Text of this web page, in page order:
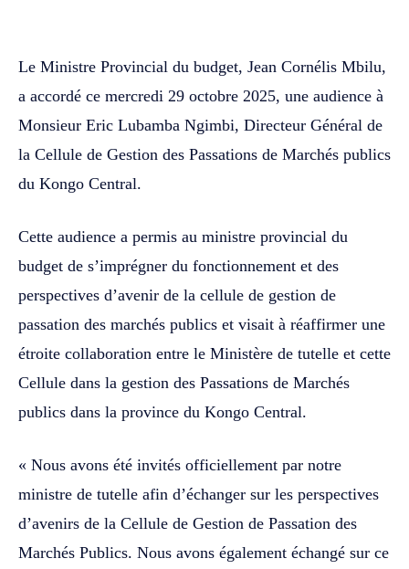
Le Ministre Provincial du budget, Jean Cornélis Mbilu,
a accordé ce mercredi 29 octobre 2025, une audience à
Monsieur Eric Lubamba Ngimbi, Directeur Général de
la Cellule de Gestion des Passations de Marchés publics
du Kongo Central.
Cette audience a permis au ministre provincial du
budget de s’imprégner du fonctionnement et des
perspectives d’avenir de la cellule de gestion de
passation des marchés publics et visait à réaffirmer une
étroite collaboration entre le Ministère de tutelle et cette
Cellule dans la gestion des Passations de Marchés
publics dans la province du Kongo Central.
« Nous avons été invités officiellement par notre
ministre de tutelle afin d’échanger sur les perspectives
d’avenirs de la Cellule de Gestion de Passation des
Marchés Publics. Nous avons également échangé sur ce